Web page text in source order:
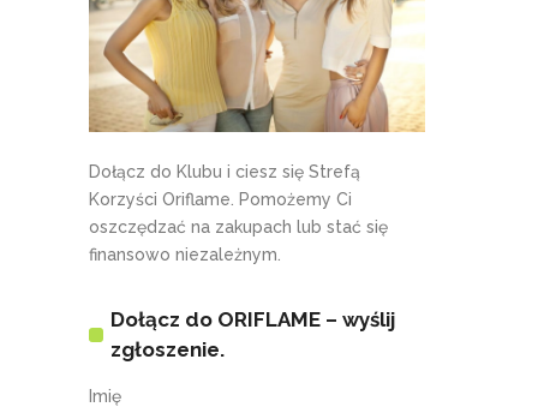
Dołącz do Klubu i ciesz się Strefą
Korzyści Oriflame. Pomożemy Ci
oszczędzać na zakupach lub stać się
finansowo niezależnym.
Dołącz do ORIFLAME – wyślij
zgłoszenie.
Imię